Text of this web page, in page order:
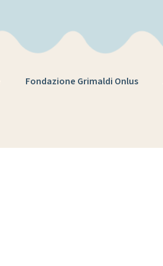
Fondazione Grimaldi Onlus